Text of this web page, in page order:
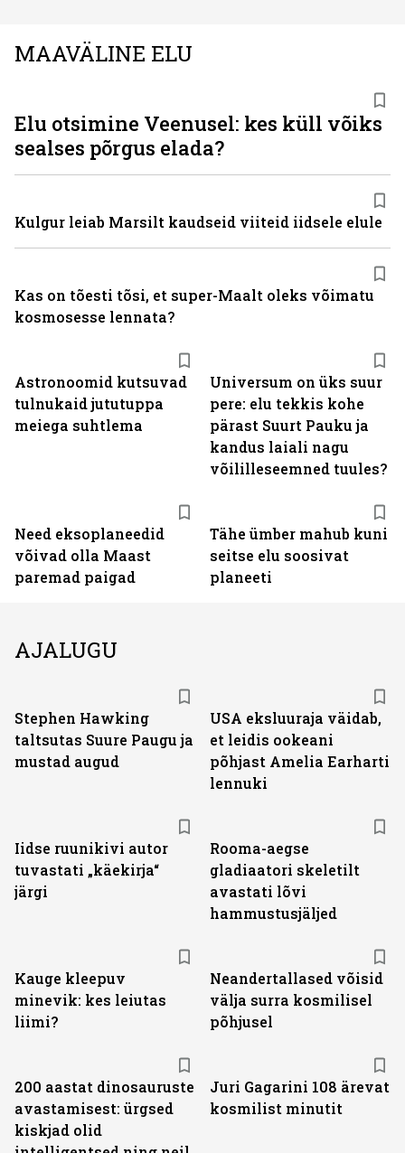
MAAVÄLINE ELU
Astronoomid kutsuvad
tulnukaid jututuppa
meiega suhtlema
Universum on üks suur
pere: elu tekkis kohe
pärast Suurt Pauku ja
kandus laiali nagu
võililleseemned tuules?
Need eksoplaneedid
võivad olla Maast
paremad paigad
Tähe ümber mahub kuni
seitse elu soosivat
planeeti
Elu otsimine Veenusel: kes küll võiks
sealses põrgus elada?
Kulgur leiab Marsilt kaudseid viiteid iidsele elule
Kas on tõesti tõsi, et super-Maalt oleks võimatu
kosmosesse lennata?
AJALUGU
Stephen Hawking
taltsutas Suure Paugu ja
mustad augud
USA eksluuraja väidab,
et leidis ookeani
põhjast Amelia Earharti
lennuki
Iidse ruunikivi autor
tuvastati „käekirja“
järgi
Rooma-aegse
gladiaatori skeletilt
avastati lõvi
hammustusjäljed
Kauge kleepuv
minevik: kes leiutas
liimi?
Neandertallased võisid
välja surra kosmilisel
põhjusel
200 aastat dinosauruste
avastamisest: ürgsed
kiskjad olid
Juri Gagarini 108 ärevat
kosmilist minutit